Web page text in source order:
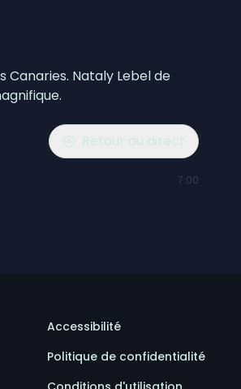
Nataly Lebel de
Retour au direct
7:00
Accessibilité
Politique de confidentialité